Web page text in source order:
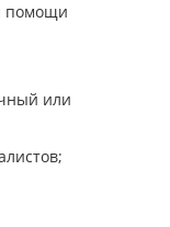
помощи
или